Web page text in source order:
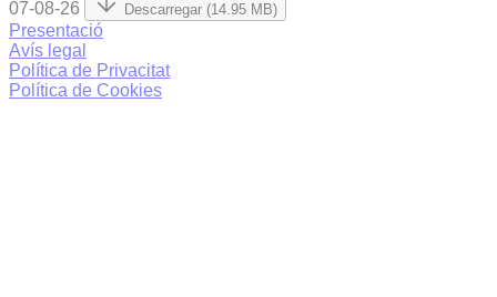
07-08-26 Descarregar (14.95 MB)
Presentació
Avís legal
Política de Privacitat
Política de Cookies